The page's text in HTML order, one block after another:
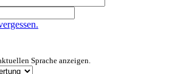
Sprache anzeigen.